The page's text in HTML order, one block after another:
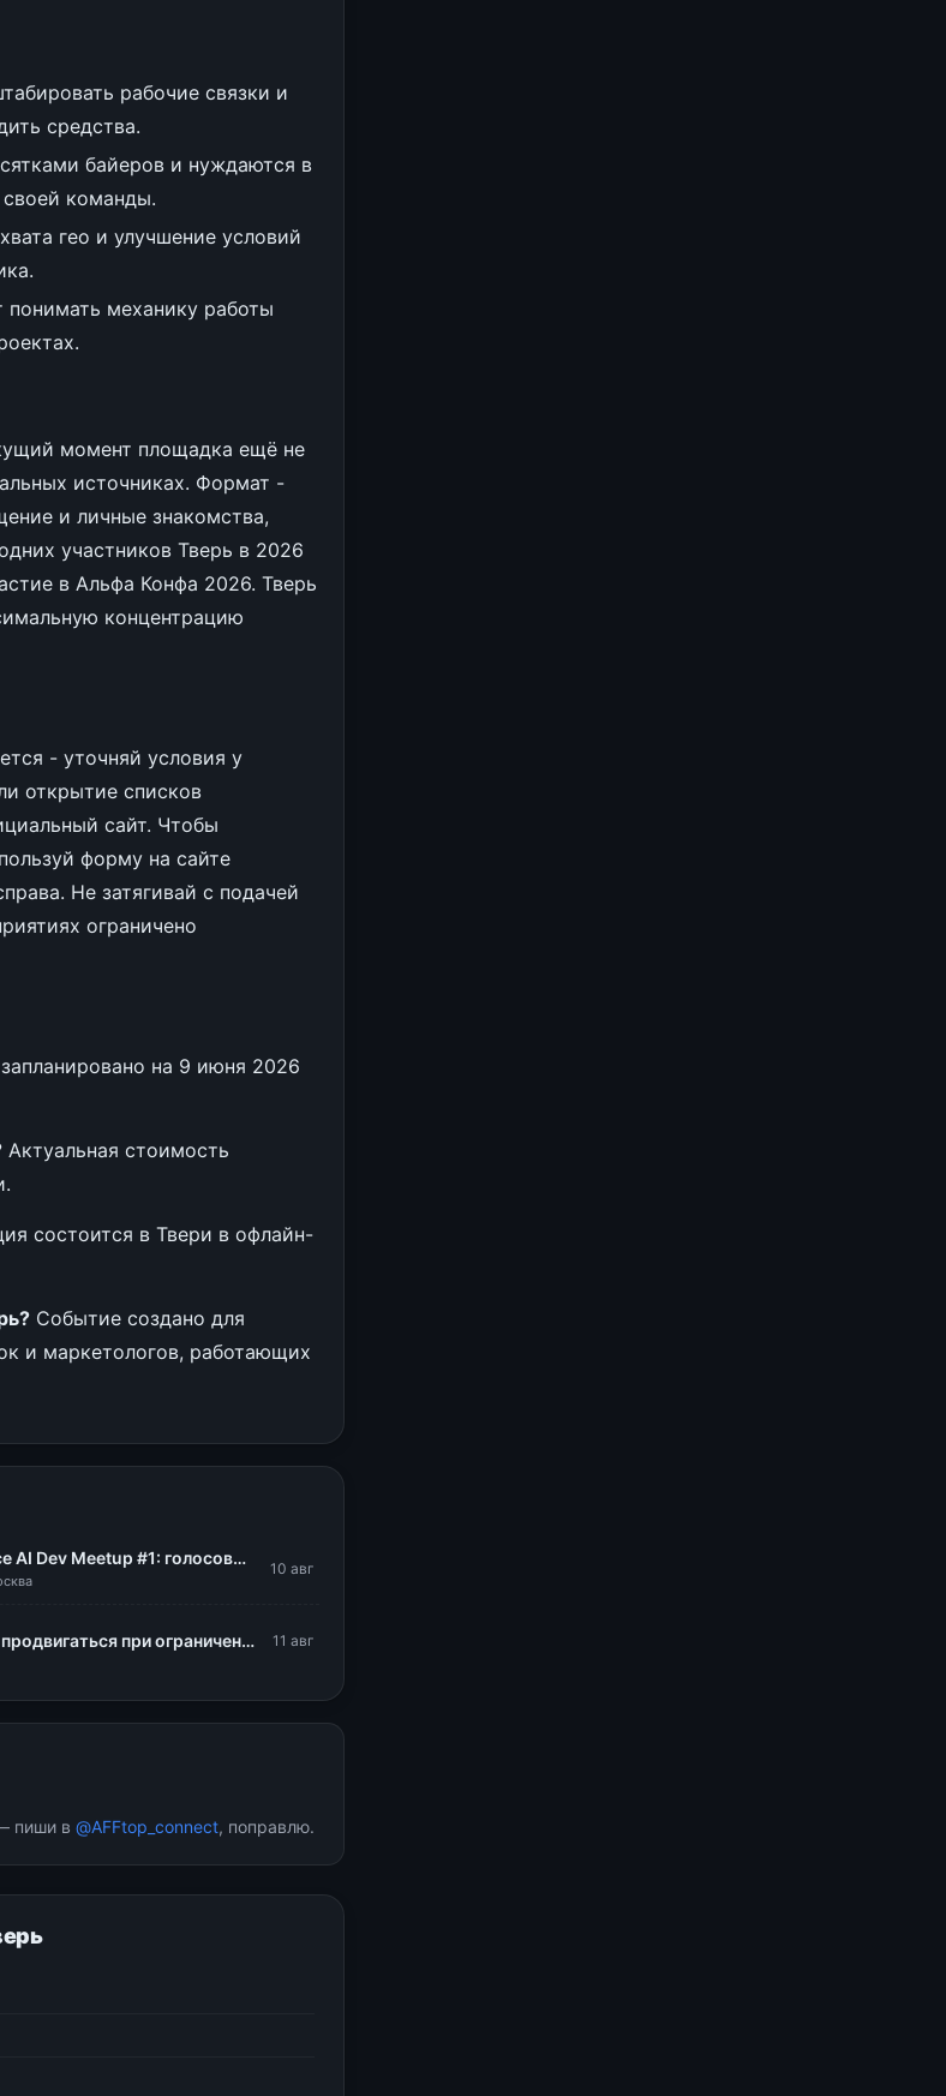
рабочие связки и
средства.
байеров и нуждаются в
команды.
гео и улучшение условий
механику работы
момент площадка ещё не
источниках. Формат -
и личные знакомства,
участников Тверь в 2026
в Альфа Конфа 2026. Тверь
концентрацию
- уточняй условия у
открытие списков
сайт. Чтобы
форму на сайте
Не затягивай с подачей
ограничено
на 9 июня 2026
Актуальная стоимость
состоится в Твери в офлайн-
Событие создано для
и маркетологов, работающих
Voice AI Dev Meetup #1: голосовые технологии в продакшене
10 авг
Как продвигаться при ограничениях интернета: белые списки, Директ и офлайн-конверсии 11 авг
пиши в @AFFtop_connect, поправлю.